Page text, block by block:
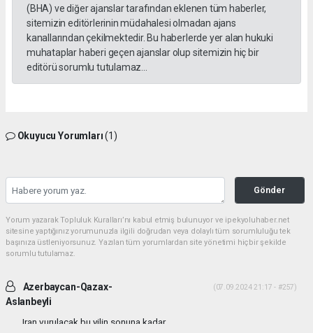
(BHA) ve diğer ajanslar tarafından eklenen tüm haberler,
sitemizin editörlerinin müdahalesi olmadan ajans
kanallarından çekilmektedir. Bu haberlerde yer alan hukuki
muhataplar haberi geçen ajanslar olup sitemizin hiç bir
editörü sorumlu tutulamaz...
Okuyucu Yorumları(1)
Gönder
Yorum yazarak Topluluk Kuralları’nı kabul etmiş bulunuyor ve ipekyoluhaber.net
sitesine yaptığınız yorumunuzla ilgili doğrudan veya dolaylı tüm sorumluluğu tek
başınıza üstleniyorsunuz. Yazılan tüm yorumlardan site yönetimi hiçbir şekilde
sorumlu tutulamaz.
Azerbaycan-Qazax-
Aslanbeyli
(07.09.2024 21:17 - #257)
Iran vurulacak bu yilin sonuna kadar...